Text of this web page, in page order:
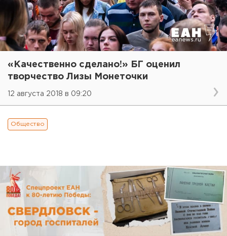
«Качественно сделано!» БГ оценил
творчество Лизы Монеточки
12 августа 2018 в 09:20
Общество